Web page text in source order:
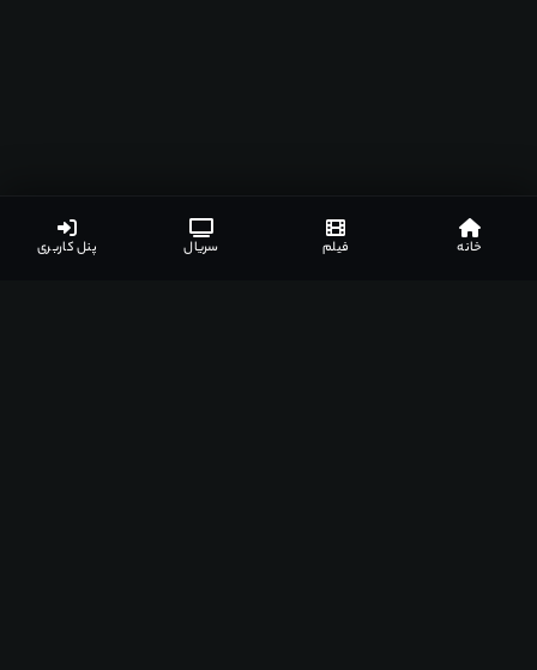
خانه فیلم سریال پنل کاربری